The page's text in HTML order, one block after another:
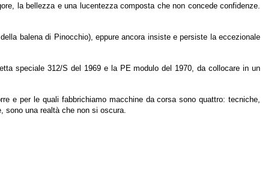
la bellezza e una lucentezza composta che non concede confidenze.
balena di Pinocchio), eppure ancora insiste e persiste la eccezionale
speciale 312/S del 1969 e la PE modulo del 1970, da collocare in un
e per le quali fabbrichiamo macchine da corsa sono quattro: tecniche,
una realtà che non si oscura.